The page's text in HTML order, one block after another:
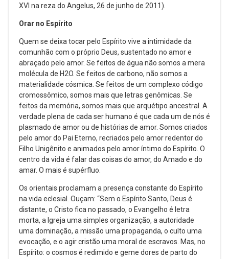
XVI na reza do Angelus, 26 de junho de 2011).
Orar no Espírito
Quem se deixa tocar pelo Espírito vive a intimidade da
comunhão com o próprio Deus, sustentado no amor e
abraçado pelo amor. Se feitos de água não somos a mera
molécula de H2O. Se feitos de carbono, não somos a
materialidade cósmica. Se feitos de um complexo código
cromossômico, somos mais que letras genômicas. Se
feitos da memória, somos mais que arquétipo ancestral. A
verdade plena de cada ser humano é que cada um de nós é
plasmado de amor ou de histórias de amor. Somos criados
pelo amor do Pai Eterno, recriados pelo amor redentor do
Filho Unigênito e animados pelo amor íntimo do Espírito. O
centro da vida é falar das coisas do amor, do Amado e do
amar. O mais é supérfluo.
Os orientais proclamam a presença constante do Espírito
na vida eclesial. Ouçam: “Sem o Espírito Santo, Deus é
distante, o Cristo fica no passado, o Evangelho é letra
morta, a Igreja uma simples organização, a autoridade
uma dominação, a missão uma propaganda, o culto uma
evocação, e o agir cristão uma moral de escravos. Mas, no
Espírito: o cosmos é redimido e geme dores de parto do